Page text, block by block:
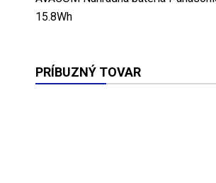
15.8Wh
PRÍBUZNÝ TOVAR